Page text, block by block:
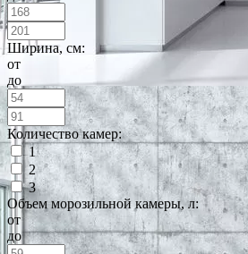
Ширина, см:
от
до
Количество камер:
1
2
3
Объем морозильной камеры, л:
от
до